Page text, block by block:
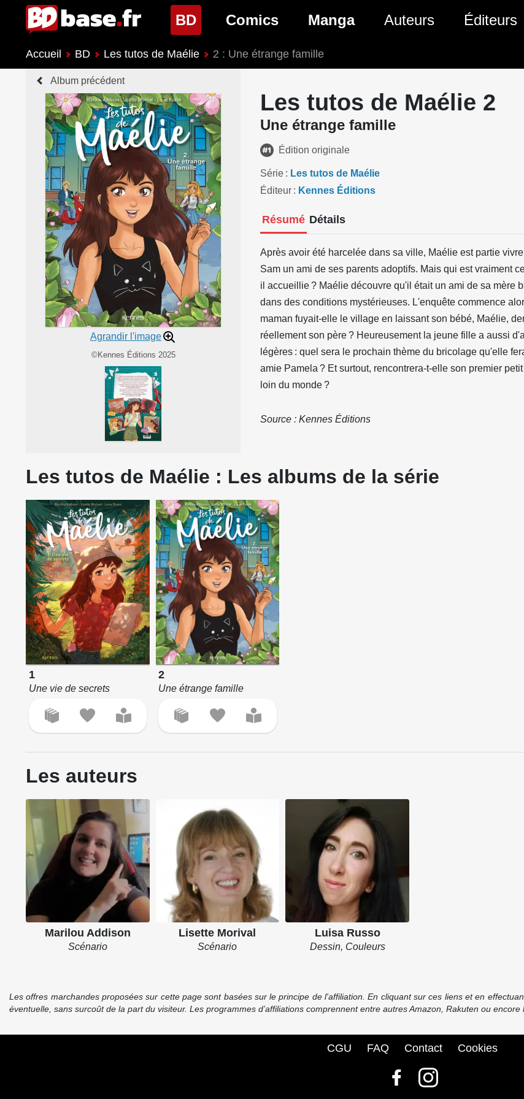
BD(page courante)
Nouveautés BD
Genres BD
Comics
Nouveautés Comics
Genres Comics
Manga
Nouveautés Manga
Genres Manga
Auteurs Éditeurs
Accueil BD Les tutos de Maélie 2 : Une étrange famille
Album précédent
Agrandir l'image
©Kennes Éditions 2025
Les tutos de Maélie 2
Une étrange famille
Édition originale
Série
Les tutos de Maélie
Éditeur
Kennes Éditions
Résumé Détails
Après avoir été harcelée dans sa ville, Maélie est partie
Sam un ami de ses parents adoptifs. Mais qui est vraiment
il accueillie ? Maélie découvre qu'il était un ami de sa mère
dans des conditions mystérieuses. L'enquête commence
maman fuyait-elle le village en laissant son bébé, Maélie,
réellement son père ? Heureusement la jeune fille a aussi
légères : quel sera le prochain thème du bricolage qu'elle
amie Pamela ? Et surtout, rencontrera-t-elle son premier
loin du monde ?
Source : Kennes Éditions
Les tutos de Maélie : Les albums de la série
1
Une vie de secrets
2
Une étrange famille
Les auteurs
Marilou Addison
Scénario
Lisette Morival
Scénario
Luisa Russo
Dessin, Couleurs
Les offres marchandes proposées sur cette page sont basées sur le principe de l'affiliation. En cliquant sur ces liens et en
éventuelle, sans surcoût de la part du visiteur. Les programmes d’affiliations comprennent entre autres Amazon, Rakuten ou
CGU FAQ Contact Cookies